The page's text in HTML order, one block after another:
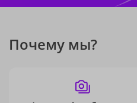
Почему мы?